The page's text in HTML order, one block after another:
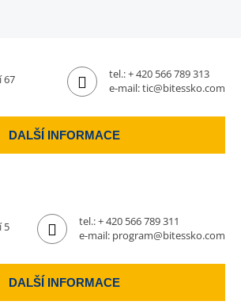
67
tel.:+ 420 566 789 313
e-mail:tic@bitessko.com
DALŠÍ INFORMACE
5
tel.:+ 420 566 789 311
e-mail: program@bitessko.com
DALŠÍ INFORMACE